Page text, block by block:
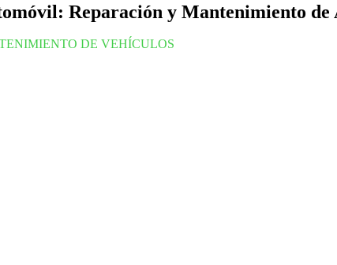
Reparación y Mantenimiento de
DE VEHÍCULOS